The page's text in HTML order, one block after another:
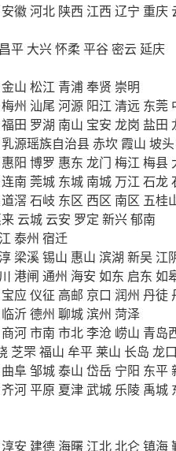
安徽河北 陕西 江西 辽宁 重庆
昌平 大兴怀柔平谷 密云延庆
金山 松江 青浦奉贤 崇明
梅州 汕尾 河源 阳江 清远 东莞
福田 罗湖 南山 宝安 龙岗 盐田
乳源瑶族自治县赤坎 霞山 坡头
惠阳 博罗 惠东 龙门 梅江 梅县
连南 莞城 东城 南城 万江 石龙
道滘 石岐 东区 西区 南区 五桂
云城 云安 罗定 新兴郁南
泰州 宿迁
梁溪锡山 惠山 滨湖 新吴 江
港闸 通州 海安 如东 启东 如
宝应 仪征 高邮 京口 润州 丹徒
临沂德州 聊城滨州 菏泽
商河市南 市北李沧 崂山 青岛
芝罘福山 牟平 莱山 长岛 龙口
曲阜邹城泰山 岱岳 宁阳 东平
齐河平原 夏津武城 乐陵 禹城
淳安 建德 海曙 江北北仑镇海